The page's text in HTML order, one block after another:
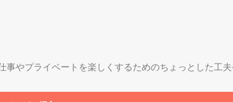
やプライベートを楽しくするためのちょっとした工